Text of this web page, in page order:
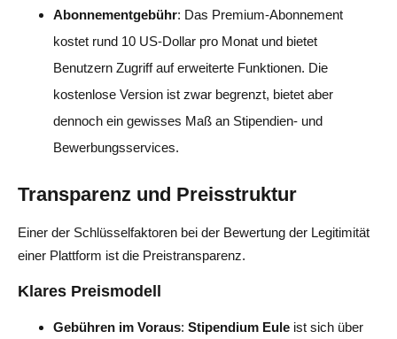
Abonnementgebühr: Das Premium-Abonnement
kostet rund 10 US-Dollar pro Monat und bietet
Benutzern Zugriff auf erweiterte Funktionen. Die
kostenlose Version ist zwar begrenzt, bietet aber
dennoch ein gewisses Maß an Stipendien- und
Bewerbungsservices.
Transparenz und Preisstruktur
Einer der Schlüsselfaktoren bei der Bewertung der Legitimität
einer Plattform ist die Preistransparenz.
Klares Preismodell
Gebühren im Voraus: Stipendium Eule ist sich über